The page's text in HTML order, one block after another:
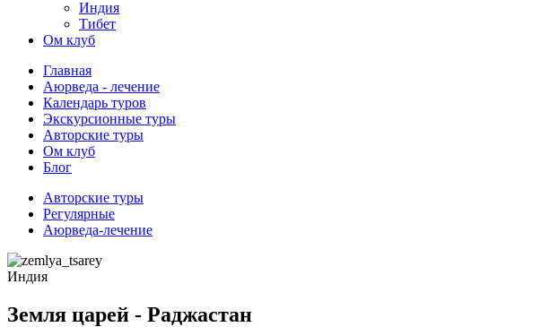
Индия
Тибет
Ом клуб
Главная
Аюрведа - лечение
Календарь туров
Экскурсионные туры
Авторские туры
Ом клуб
Блог
Авторские туры
Регулярные
Аюрведа-лечение
Индия
Земля царей - Раджастан